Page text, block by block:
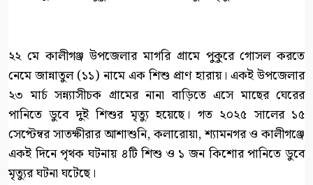
২২ মে কালীগঞ্জ উপজেলার মাগরি গ্রামে পুকুরে গোসল করতে
নেমে জান্নাতুল (১১) নামে এক শিশু প্রাণ হারায়। একই উপজেলার
২৩ মার্চ সন্ন্যাসীচক গ্রামের নানা বাড়িতে এসে মাছের ঘেরের
পানিতে ডুবে দুই শিশুর মৃত্যু হয়েছে। গত ২০২৫ সালের ১৫
সেপ্টেম্বর সাতক্ষীরার আশাশুনি, কলারোয়া, শ্যামনগর ও কালীগঞ্জে
একই দিনে পৃথক ঘটনায় ৪টি শিশু ও ১ জন কিশোর পানিতে ডুবে
মৃত্যুর ঘটনা ঘটেছে।